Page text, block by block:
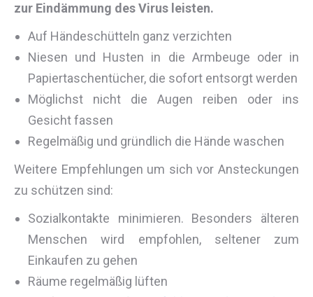
zur Eindämmung des Virus leisten.
Auf Händeschütteln ganz verzichten
Niesen und Husten in die Armbeuge oder in
Papiertaschentücher, die sofort entsorgt werden
Möglichst nicht die Augen reiben oder ins
Gesicht fassen
Regelmäßig und gründlich die Hände waschen
Weitere Empfehlungen um sich vor Ansteckungen
zu schützen sind:
Sozialkontakte minimieren. Besonders älteren
Menschen wird empfohlen, seltener zum
Einkaufen zu gehen
Räume regelmäßig lüften